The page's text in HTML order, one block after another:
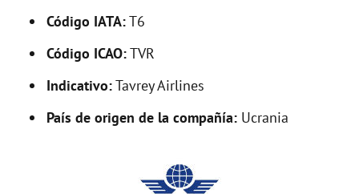
Código IATA:T6
Código ICAO:TVR
Indicativo:Tavrey Airlines
País de origen de la compañía: Ucrania